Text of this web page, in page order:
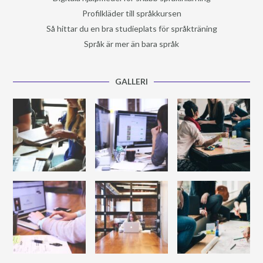
Profilkläder till språkkursen
Så hittar du en bra studieplats för språkträning
Språk är mer än bara språk
GALLERI